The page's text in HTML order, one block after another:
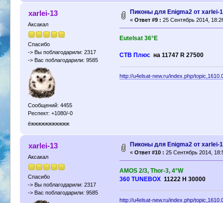
xarlei-13
Аксакал
Спасибо
-> Вы поблагодарили: 2317
-> Вас поблагодарили: 9585
Сообщений: 4455
Респект: +1080/-0
ёжжжжжжжжжжж
Пиконы для Enigma2 от xarlei-
«Ответ #9 : 25 Сентябрь 2014,
Eutelsat 36°E
СТВ Плюсна 11747 R 27500
http://u4elsat-new.ru/index.php/
xarlei-13
Аксакал
Спасибо
-> Вы поблагодарили: 2317
-> Вас поблагодарили: 9585
Пиконы для Enigma2 от xarlei-
«Ответ #10 : 25 Сентябрь 2014,
AMOS 2/3, Thor-3, 4°W
360 TUNEBOX 11222 Н 30000
http://u4elsat-new.ru/index.php/